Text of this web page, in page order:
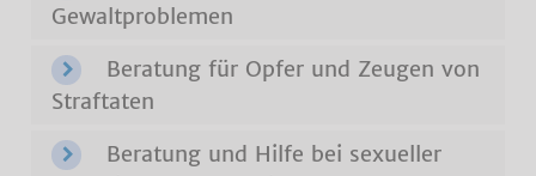
Gewaltproblemen
Beratung für Opfer und Zeugen von
Straftaten
Beratung und Hilfe bei sexueller